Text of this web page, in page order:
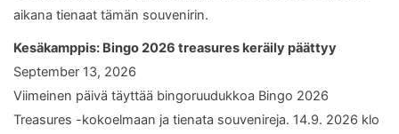
aikana tienaat tämän souvenirin.
Kesäkamppis: Bingo 2026 treasures keräily päättyy
September 13, 2026
Viimeinen päivä täyttää bingoruudukkoa Bingo 2026
Treasures -kokoelmaan ja tienata souvenireja. 14.9. 2026 klo